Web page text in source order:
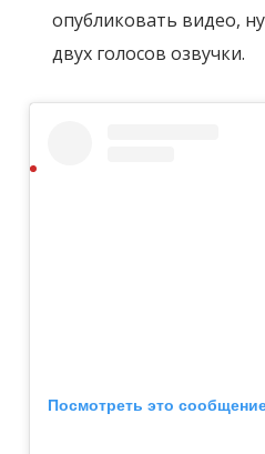
опубликовать видео,
двух голосов озвучки.
Посмотреть это